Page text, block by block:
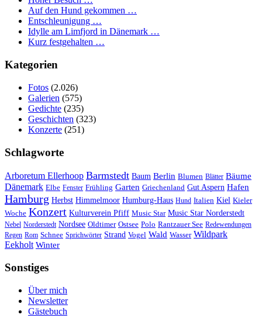
Auf den Hund gekommen …
Entschleunigung …
Idylle am Limfjord in Dänemark …
Kurz festgehalten …
Kategorien
Fotos (2.026)
Galerien (575)
Gedichte (235)
Geschichten (323)
Konzerte (251)
Schlagworte
Arboretum Ellerhoop Barmstedt Baum Berlin Blumen Blätter Bäume
Dänemark Elbe Fenster Frühling Garten Griechenland Gut Aspern Hafen
Hamburg Herbst Himmelmoor Humburg-Haus Hund Italien Kiel Kieler
Woche Konzert Kulturverein Pfiff Music Star Music Star Norderstedt
Nebel Norderstedt Nordsee Oldtimer Ostsee Polo Rantzauer See Redewendungen
Regen Rom Schnee Sprichwörter Strand Vogel Wald Wasser Wildpark
Eekholt Winter
Sonstiges
Über mich
Newsletter
Gästebuch